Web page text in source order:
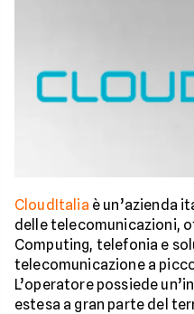
CloudItalia è un’azienda
delle telecomunicazioni,
Computing, telefonia e
telecomunicazione a
L’operatore possiede
estesa a gran parte del